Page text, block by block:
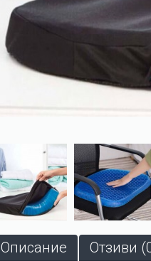
Описание Отзиви